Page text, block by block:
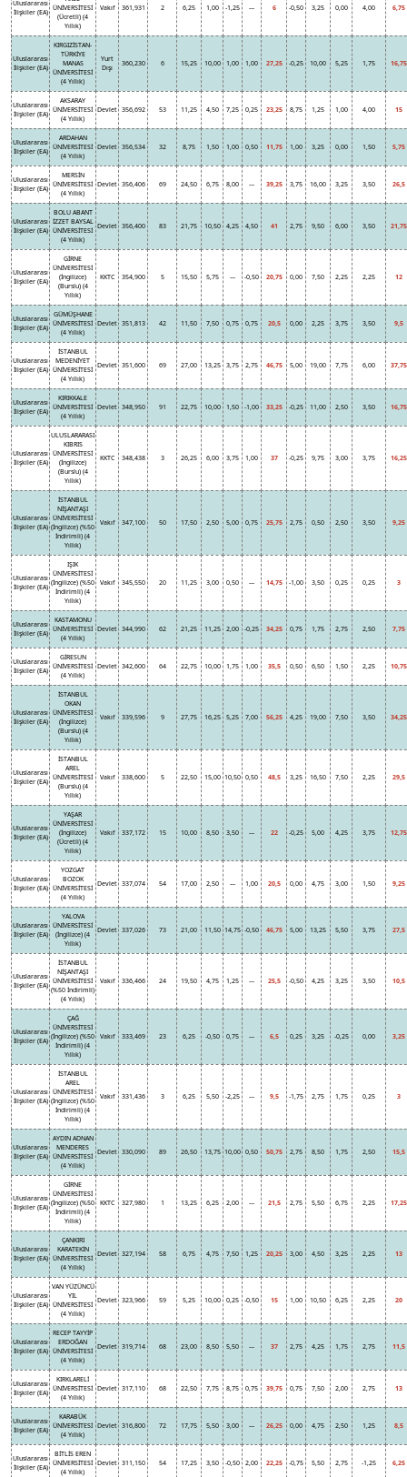
Uluslararası
İlişkiler (EA)
ÜNİVERSİTESİ
(Ücretli) (4
Yıllık)
Vakıf 361,931 2 6,25 1,00 -1,25 --- 6 -0,50 3,25 0,00 4,00 6,75
Uluslararası
İlişkiler (EA)
KIRGIZİSTAN-
TÜRKİYE
MANAS
ÜNİVERSİTESİ
(4 Yıllık)
Yurt
Dışı
360,230 6 15,25 10,00 1,00 1,00 27,25 -0,25 10,00 5,25 1,75 16,75
Uluslararası
İlişkiler (EA)
AKSARAY
ÜNİVERSİTESİ
(4 Yıllık)
Devlet 356,692 53 11,25 4,50 7,25 0,25 23,25 8,75 1,25 1,00 4,00 15
Uluslararası
İlişkiler (EA)
ARDAHAN
ÜNİVERSİTESİ
(4 Yıllık)
Devlet 356,534 32 8,75 1,50 1,00 0,50 11,75 1,00 3,25 0,00 1,50 5,75
Uluslararası
İlişkiler (EA)
MERSİN
ÜNİVERSİTESİ
(4 Yıllık)
Devlet 356,406 69 24,50 6,75 8,00 --- 39,25 3,75 16,00 3,25 3,50 26,5
Uluslararası
İlişkiler (EA)
BOLU ABANT
İZZET BAYSAL
ÜNİVERSİTESİ
(4 Yıllık)
Devlet 356,400 83 21,75 10,50 4,25 4,50 41 2,75 9,50 6,00 3,50 21,75
Uluslararası
İlişkiler (EA)
GİRNE
ÜNİVERSİTESİ
(İngilizce)
(Burslu) (4
Yıllık)
KKTC 354,900 5 15,50 5,75 --- -0,50 20,75 0,00 7,50 2,25 2,25 12
Uluslararası
İlişkiler (EA)
GÜMÜŞHANE
ÜNİVERSİTESİ
(4 Yıllık)
Devlet 351,813 42 11,50 7,50 0,75 0,75 20,5 0,00 2,25 3,75 3,50 9,5
Uluslararası
İlişkiler (EA)
İSTANBUL
MEDENİYET
ÜNİVERSİTESİ
(4 Yıllık)
Devlet 351,600 69 27,00 13,25 3,75 2,75 46,75 5,00 19,00 7,75 6,00 37,75
Uluslararası
İlişkiler (EA)
KIRIKKALE
ÜNİVERSİTESİ
(4 Yıllık)
Devlet 348,950 91 22,75 10,00 1,50 -1,00 33,25 -0,25 11,00 2,50 3,50 16,75
Uluslararası
İlişkiler (EA)
ULUSLARARASI
KIBRIS
ÜNİVERSİTESİ
(İngilizce)
(Burslu) (4
Yıllık)
KKTC 348,438 3 26,25 6,00 3,75 1,00 37 -0,25 9,75 3,00 3,75 16,25
Uluslararası
İlişkiler (EA)
İSTANBUL
NİŞANTAŞI
ÜNİVERSİTESİ
(İngilizce) (%50
İndirimli) (4
Yıllık)
Vakıf 347,100 50 17,50 2,50 5,00 0,75 25,75 2,75 0,50 2,50 3,50 9,25
Uluslararası
İlişkiler (EA)
IŞIK
ÜNİVERSİTESİ
(İngilizce) (%50
İndirimli) (4
Yıllık)
Vakıf 345,550 20 11,25 3,00 0,50 --- 14,75 -1,00 3,50 0,25 0,25 3
Uluslararası
İlişkiler (EA)
KASTAMONU
ÜNİVERSİTESİ
(4 Yıllık)
Devlet 344,990 62 21,25 11,25 2,00 -0,25 34,25 0,75 1,75 2,75 2,50 7,75
Uluslararası
İlişkiler (EA)
GİRESUN
ÜNİVERSİTESİ
(4 Yıllık)
Devlet 342,600 64 22,75 10,00 1,75 1,00 35,5 0,50 6,50 1,50 2,25 10,75
Uluslararası
İlişkiler (EA)
İSTANBUL
OKAN
ÜNİVERSİTESİ
(İngilizce)
(Burslu) (4
Yıllık)
Vakıf 339,596 9 27,75 16,25 5,25 7,00 56,25 4,25 19,00 7,50 3,50 34,25
Uluslararası
İlişkiler (EA)
İSTANBUL
AREL
ÜNİVERSİTESİ
(Burslu) (4
Yıllık)
Vakıf 338,600 5 22,50 15,00 10,50 0,50 48,5 3,25 16,50 7,50 2,25 29,5
Uluslararası
İlişkiler (EA)
YAŞAR
ÜNİVERSİTESİ
(İngilizce)
(Ücretli) (4
Yıllık)
Vakıf 337,172 15 10,00 8,50 3,50 --- 22 -0,25 5,00 4,25 3,75 12,75
Uluslararası
İlişkiler (EA)
YOZGAT
BOZOK
ÜNİVERSİTESİ
(4 Yıllık)
Devlet 337,074 54 17,00 2,50 --- 1,00 20,5 0,00 4,75 3,00 1,50 9,25
Uluslararası
İlişkiler (EA)
YALOVA
ÜNİVERSİTESİ
(İngilizce) (4
Yıllık)
Devlet 337,026 73 21,00 11,50 14,75 -0,50 46,75 5,00 13,25 5,50 3,75 27,5
Uluslararası
İlişkiler (EA)
İSTANBUL
NİŞANTAŞI
ÜNİVERSİTESİ
(%50 İndirimli)
(4 Yıllık)
Vakıf 336,466 24 19,50 4,75 1,25 --- 25,5 -0,50 4,25 3,25 3,50 10,5
Uluslararası
İlişkiler (EA)
ÇAĞ
ÜNİVERSİTESİ
(İngilizce) (%50
İndirimli) (4
Yıllık)
Vakıf 333,469 23 6,25 -0,50 0,75 --- 6,5 0,25 3,25 -0,25 0,00 3,25
Uluslararası
İlişkiler (EA)
İSTANBUL
AREL
ÜNİVERSİTESİ
(İngilizce) (%50
İndirimli) (4
Yıllık)
Vakıf 331,436 3 6,25 5,50 -2,25 --- 9,5 -1,75 2,75 1,75 0,25 3
Uluslararası
İlişkiler (EA)
AYDIN ADNAN
MENDERES
ÜNİVERSİTESİ
(4 Yıllık)
Devlet 330,090 89 26,50 13,75 10,00 0,50 50,75 2,75 8,50 1,75 2,50 15,5
Uluslararası
İlişkiler (EA)
GİRNE
ÜNİVERSİTESİ
(İngilizce) (%50
İndirimli) (4
Yıllık)
KKTC 327,980 1 13,25 6,25 2,00 --- 21,5 2,75 5,50 6,75 2,25 17,25
Uluslararası
İlişkiler (EA)
ÇANKIRI
KARATEKİN
ÜNİVERSİTESİ
(4 Yıllık)
Devlet 327,194 58 6,75 4,75 7,50 1,25 20,25 3,00 4,50 3,25 2,25 13
Uluslararası
İlişkiler (EA)
VAN YÜZÜNCÜ
YIL
ÜNİVERSİTESİ
(4 Yıllık)
Devlet 323,966 59 5,25 10,00 0,25 -0,50 15 1,00 10,50 6,25 2,25 20
Uluslararası
İlişkiler (EA)
RECEP TAYYİP
ERDOĞAN
ÜNİVERSİTESİ
(4 Yıllık)
Devlet 319,714 68 23,00 8,50 5,50 --- 37 2,75 4,25 1,75 2,75 11,5
Uluslararası
İlişkiler (EA)
KIRKLARELİ
ÜNİVERSİTESİ
(4 Yıllık)
Devlet 317,110 68 22,50 7,75 8,75 0,75 39,75 0,75 7,50 2,00 2,75 13
Uluslararası
İlişkiler (EA)
KARABÜK
ÜNİVERSİTESİ
(4 Yıllık)
Devlet 316,800 72 17,75 5,50 3,00 --- 26,25 0,00 4,75 2,50 1,25 8,5
Uluslararası
İlişkiler (EA)
BİTLİS EREN
ÜNİVERSİTESİ
(4 Yıllık)
Devlet 311,150 54 17,25 3,50 -0,50 2,00 22,25 -0,75 5,50 2,75 -1,25 6,25